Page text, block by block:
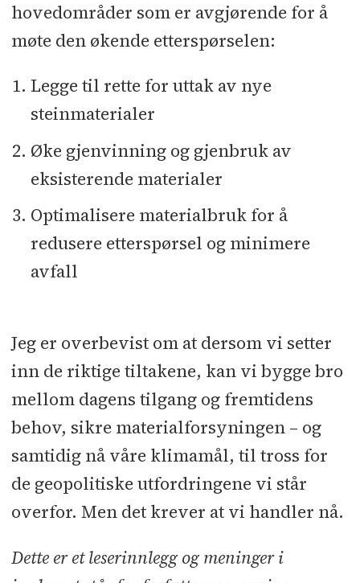
hovedområder som er avgjørende for å
møte den økende etterspørselen:
Legge til rette for uttak av nye
steinmaterialer
Øke gjenvinning og gjenbruk av
eksisterende materialer
Optimalisere materialbruk for å
redusere etterspørsel og minimere
avfall
Jeg er overbevist om at dersom vi setter
inn de riktige tiltakene, kan vi bygge bro
mellom dagens tilgang og fremtidens
behov, sikre materialforsyningen – og
samtidig nå våre klimamål, til tross for
de geopolitiske utfordringene vi står
overfor. Men det krever at vi handler nå.
Dette er et leserinnlegg og meninger i